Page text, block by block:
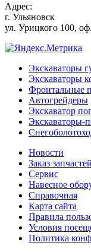
Адрес:
г. Ульяновск
ул. Урицкого 100,
Экскаваторы
Экскаваторы
Фронтальные
Автогрейдеры
Экскаватор
Экскаваторы-
Новости
Заказ запчастей
Сервис
Навесное
Справочная
Карта сайта
Правила
Условия
Политика